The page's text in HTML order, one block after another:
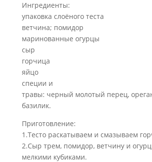
Ингредиенты:
упаковка слоёного теста
ветчина; помидор
маринованные огурцы
сыр
горчица
яйцо
специи и
травы: черный молотый перец,
базилик.
Приготовление:
1.Тесто раскатываем и смазываем
2.Сыр трем, помидор, ветчину и
мелкими кубиками.